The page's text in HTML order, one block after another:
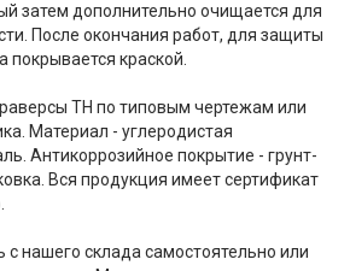
затем дополнительно очищается для
После окончания работ, для защиты
покрывается краской.
ТН по типовым чертежам или
Материал - углеродистая
Антикоррозийное покрытие - грунт-
Вся продукция имеет сертификат
с нашего склада самостоятельно или